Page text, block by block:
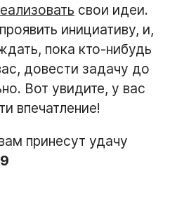
свои идеи.
инициативу, и,
пока кто-нибудь
довести задачу до
Вот увидите, у вас
впечатление!
принесут удачу